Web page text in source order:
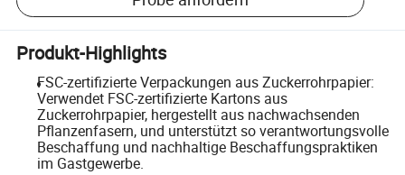
Produkt-Highlights
FSC-zertifizierte Verpackungen aus Zuckerrohrpapier:
Verwendet FSC-zertifizierte Kartons aus
Zuckerrohrpapier, hergestellt aus nachwachsenden
Pflanzenfasern, und unterstützt so verantwortungsvolle
Beschaffung und nachhaltige Beschaffungspraktiken
im Gastgewerbe.